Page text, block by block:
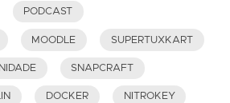
PODCAST
MOODLE SUPERTUXKART
SNAPCRAFT
DOCKER NITROKEY